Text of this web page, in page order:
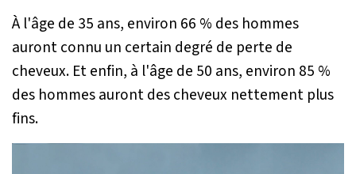
À l'âge de 35 ans, environ 66 % des hommes
auront connu un certain degré de perte de
cheveux. Et enfin, à l'âge de 50 ans, environ 85 %
des hommes auront des cheveux nettement plus
fins.